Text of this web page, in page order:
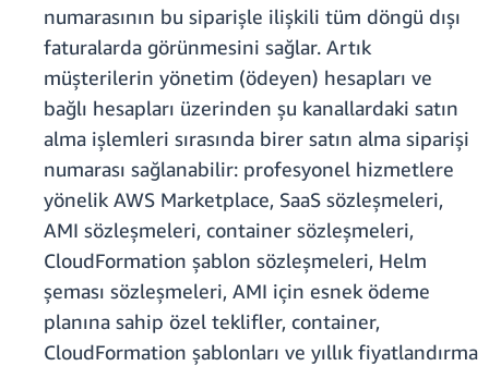
numarasının bu siparişle ilişkili tüm döngü dışı
faturalarda görünmesini sağlar. Artık
müşterilerin yönetim (ödeyen) hesapları ve
bağlı hesapları üzerinden şu kanallardaki satın
alma işlemleri sırasında birer satın alma siparişi
numarası sağlanabilir: profesyonel hizmetlere
yönelik AWS Marketplace, SaaS sözleşmeleri,
AMI sözleşmeleri, container sözleşmeleri,
CloudFormation şablon sözleşmeleri, Helm
şeması sözleşmeleri, AMI için esnek ödeme
planına sahip özel teklifler, container,
CloudFormation şablonları ve yıllık fiyatlandırma